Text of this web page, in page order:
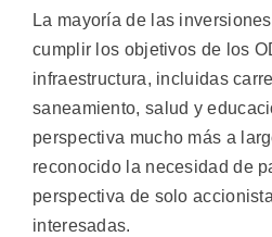
La mayoría de las
cumplir los objetivos de los
infraestructura, incluidas
saneamiento, salud y
perspectiva mucho más a
reconocido la necesidad de
perspectiva de solo
interesadas.